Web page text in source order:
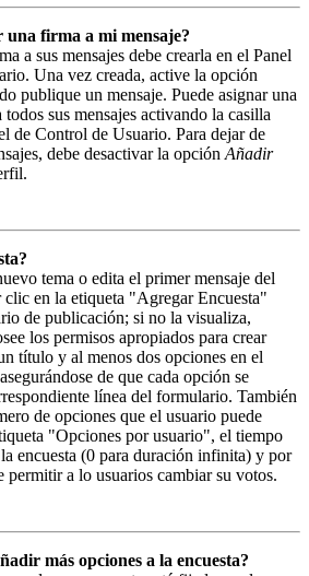
una firma a mi mensaje?
a sus mensajes debe crearla en el Panel
Una vez creada, active la opción
publique un mensaje. Puede asignar una
sus mensajes activando la casilla
de Control de Usuario. Para dejar de
debe desactivar la opción Añadir
tema o edita el primer mensaje del
clic en la etiqueta "Agregar Encuesta"
de publicación; si no la visualiza,
los permisos apropiados para crear
título y al menos dos opciones en el
de que cada opción se
línea del formulario. También
de opciones que el usuario puede
"Opciones por usuario", el tiempo
encuesta (0 para duración infinita) y por
permitir a lo usuarios cambiar su votos.
más opciones a la encuesta?